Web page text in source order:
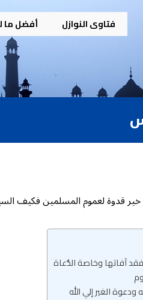
فتاوى النوازل أفضل ما
خير قدوة لعموم المسلمين فكيف
آفاتها وخاصة الدُّعاة
الغير إلي الله